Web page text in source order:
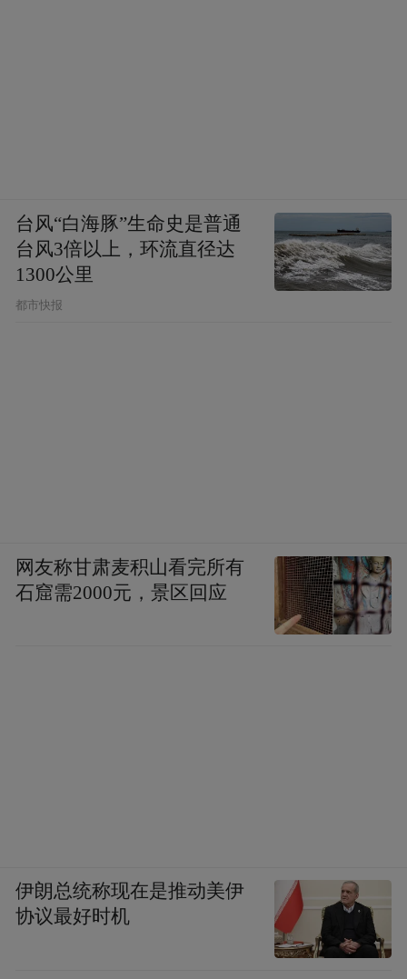
台风“白海豚”生命史是普通
台风3倍以上，环流直径达
1300公里
都市快报
网友称甘肃麦积山看完所有
石窟需2000元，景区回应
伊朗总统称现在是推动美伊
协议最好时机